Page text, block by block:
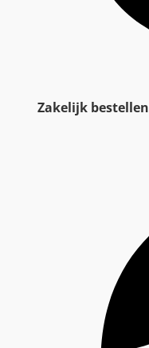
Zakelijk bestellen